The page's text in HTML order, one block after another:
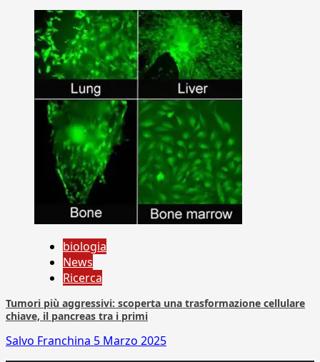
biologia
News
Ricerca
Tumori più aggressivi: scoperta una trasformazione cellulare
chiave, il pancreas tra i primi
Salvo Franchina 5 Marzo 2025